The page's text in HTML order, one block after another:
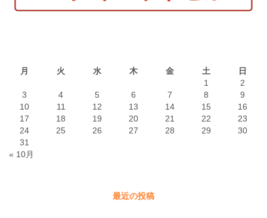
月 火 水 木 金 土
日
1
2
3
4 5 6 7 8
9
10
11 12 13 14 15
16
17
18 19 20 21 22
23
24
25 26 27 28 29
30
31
« 10月
最近の投稿